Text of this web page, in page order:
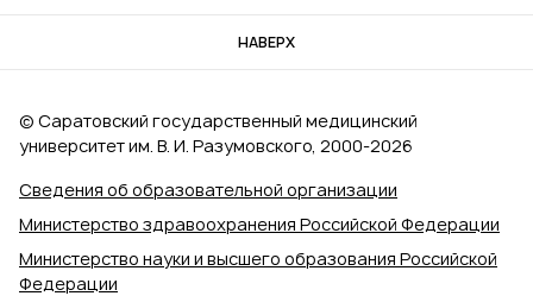
НАВЕРХ
Сведения об образовательной организации
Министерство здравоохранения Российской Федерации
Министерство науки и высшего образования Российской
Федерации
© Саратовский государственный медицинский
университет им. В. И. Разумовского, 2000‑2026